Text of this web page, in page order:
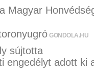
Magyar
GONDOLA.HU
sújtotta
engedélyt adott ki